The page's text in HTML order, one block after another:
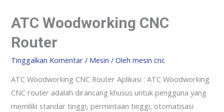
ATC Woodworking CNC
Router
Tinggalkan Komentar / Mesin / Olehmesin cnc
ATC Woodworking CNC Router Aplikasi : ATC Woodworking
CNC router adalah dirancang khusus untuk pengguna yang
memiliki standar tinggi, permintaan tinggi, otomatisasi